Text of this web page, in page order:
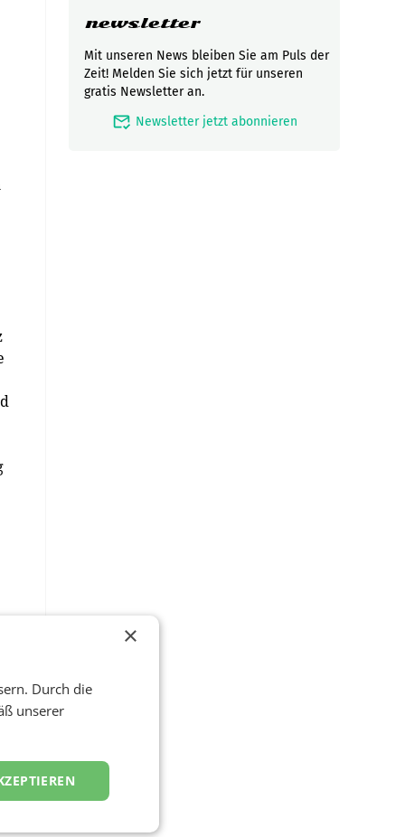
newsletter
Mit unseren News bleiben Sie am Puls der
Zeit! Melden Sie sich jetzt für unseren
gratis Newsletter an.
mark_email_read Newsletter jetzt abonnieren
×
Durch die
unserer